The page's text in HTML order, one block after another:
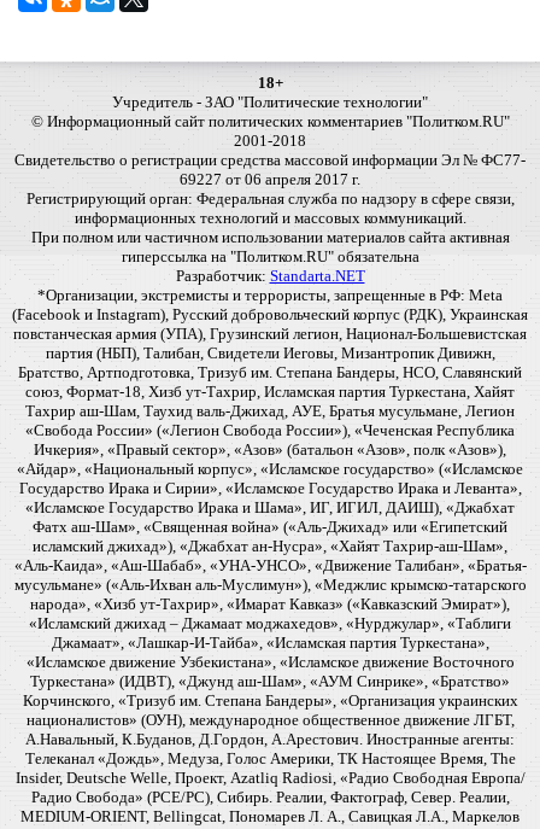
18+
Учредитель - ЗАО "Политические технологии"
© Информационный сайт политических комментариев "Политком.RU"
2001-2018
Свидетельство о регистрации средства массовой информации Эл № ФС77-
69227 от 06 апреля 2017 г.
Регистрирующий орган: Федеральная служба по надзору в сфере связи,
информационных технологий и массовых коммуникаций.
При полном или частичном использовании материалов сайта активная
гиперссылка на "Политком.RU" обязательна
Разработчик: Standarta.NET
*Организации, экстремисты и террористы, запрещенные в РФ: Meta
(Facebook и Instagram), Русский добровольческий корпус (РДК), Украинская
повстанческая армия (УПА), Грузинский легион, Национал-Большевистская
партия (НБП), Талибан, Свидетели Иеговы, Мизантропик Дивижн,
Братство, Артподготовка, Тризуб им. Степана Бандеры, НСО, Славянский
союз, Формат-18, Хизб ут-Тахрир, Исламская партия Туркестана, Хайят
Тахрир аш-Шам, Таухид валь-Джихад, АУЕ, Братья мусульмане, Легион
«Свобода России» («Легион Свобода России»), «Чеченская Республика
Ичкерия», «Правый сектор», «Азов» (батальон «Азов», полк «Азов»),
«Айдар», «Национальный корпус», «Исламское государство» («Исламское
Государство Ирака и Сирии», «Исламское Государство Ирака и Леванта»,
«Исламское Государство Ирака и Шама», ИГ, ИГИЛ, ДАИШ), «Джабхат
Фатх аш-Шам», «Священная война» («Аль-Джихад» или «Египетский
исламский джихад»), «Джабхат ан-Нусра», «Хайят Тахрир-аш-Шам»,
«Аль-Каида», «Аш-Шабаб», «УНА-УНСО», «Движение Талибан», «Братья-
мусульмане» («Аль-Ихван аль-Муслимун»), «Меджлис крымско-татарского
народа», «Хизб ут-Тахрир», «Имарат Кавказ» («Кавказский Эмират»),
«Исламский джихад – Джамаат моджахедов», «Нурджулар», «Таблиги
Джамаат», «Лашкар-И-Тайба», «Исламская партия Туркестана»,
«Исламское движение Узбекистана», «Исламское движение Восточного
Туркестана» (ИДВТ), «Джунд аш-Шам», «АУМ Синрике», «Братство»
Корчинского, «Тризуб им. Степана Бандеры», «Организация украинских
националистов» (ОУН), международное общественное движение ЛГБТ,
А.Навальный, К.Буданов, Д.Гордон, А.Арестович. Иностранные агенты:
Телеканал «Дождь», Медуза, Голос Америки, ТК Настоящее Время, The
Insider, Deutsche Welle, Проект, Azatliq Radiosi, «Радио Свободная Европа/
Радио Свобода» (PCE/PC), Сибирь. Реалии, Фактограф, Север. Реалии,
MEDIUM-ORIENT, Bellingcat, Пономарев Л. А., Савицкая Л.А., Маркелов